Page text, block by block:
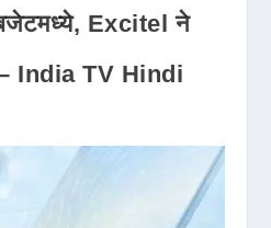
Excitel ने
– India TV Hindi